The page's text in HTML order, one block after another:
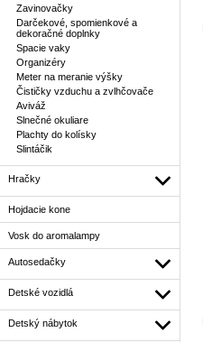
Zavinovačky
Darčekové, spomienkové a
dekoračné doplnky
Spacie vaky
Organizéry
Meter na meranie výšky
Čističky vzduchu a zvlhčovače
Aviváž
Slnečné okuliare
Plachty do kolísky
Slintáčik
Hračky
Hojdacie kone
Vosk do aromalampy
Autosedačky
Detské vozidlá
Detský nábytok